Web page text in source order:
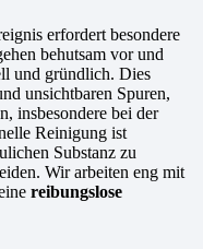
erfordert besondere
behutsam vor und
und gründlich. Dies
unsichtbaren Spuren,
insbesondere bei der
Reinigung ist
Substanz zu
Wir arbeiten eng mit
reibungslose